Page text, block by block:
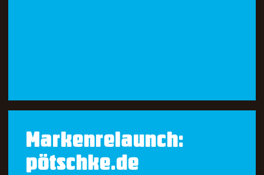
Markenrelaunch:
pötschke.de